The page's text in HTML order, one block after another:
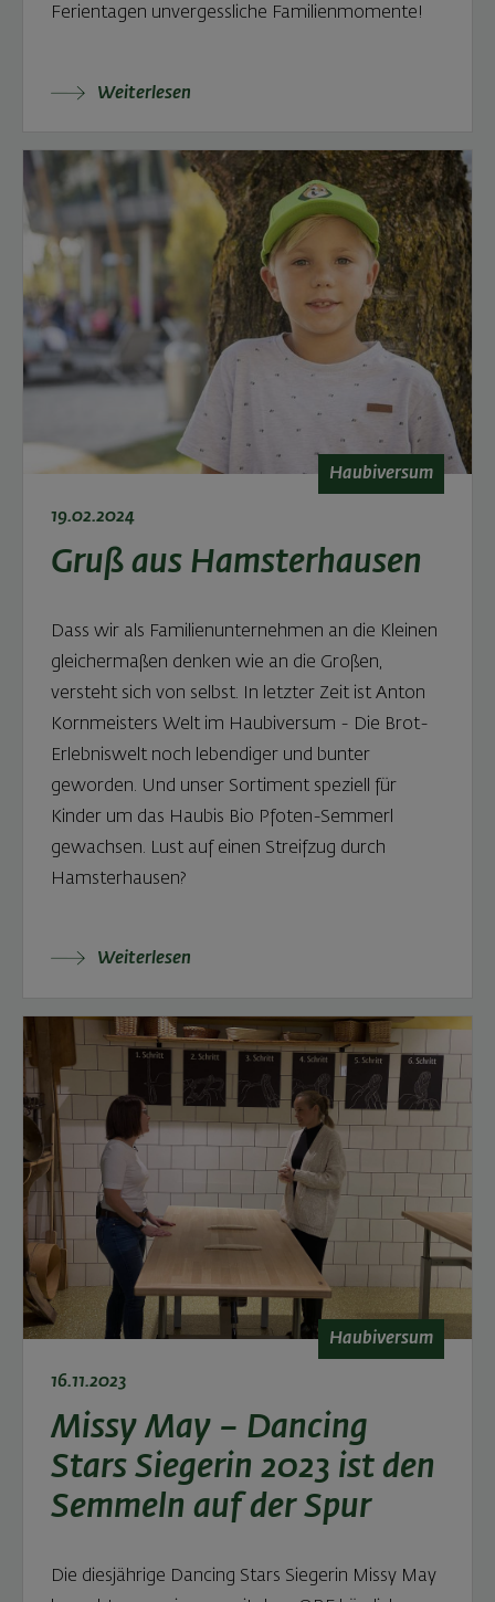
Ferientagen unvergessliche Familienmomente!
Weiterlesen: Ferien - Auf ins Haubiversum!
Weiterlesen
Haubiversum
19.02.2024
Gruß aus Hamsterhausen
Dass wir als Familienunternehmen an die Kleinen
gleichermaßen denken wie an die Großen,
versteht sich von selbst. In letzter Zeit ist Anton
Kornmeisters Welt im Haubiversum - Die Brot-
Erlebniswelt noch lebendiger und bunter
geworden. Und unser Sortiment speziell für
Kinder um das Haubis Bio Pfoten-Semmerl
gewachsen. Lust auf einen Streifzug durch
Hamsterhausen?
Weiterlesen: Gruß aus Hamsterhausen
Weiterlesen
Haubiversum
16.11.2023
Missy May – Dancing
Stars Siegerin 2023 ist den
Semmeln auf der Spur
Die diesjährige Dancing Stars Siegerin Missy May